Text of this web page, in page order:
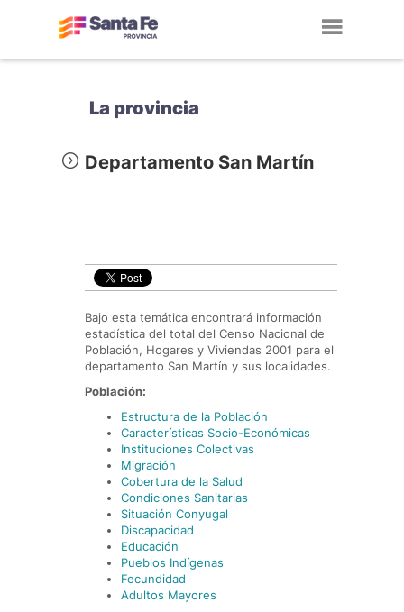
La provincia
Departamento San Martín
Bajo esta temática encontrará información
estadística del total del Censo Nacional de
Población, Hogares y Viviendas 2001 para el
departamento San Martín y sus localidades.
Población:
Estructura de la Población
Características Socio-Económicas
Instituciones Colectivas
Migración
Cobertura de la Salud
Condiciones Sanitarias
Situación Conyugal
Discapacidad
Educación
Pueblos Indígenas
Fecundidad
Adultos Mayores